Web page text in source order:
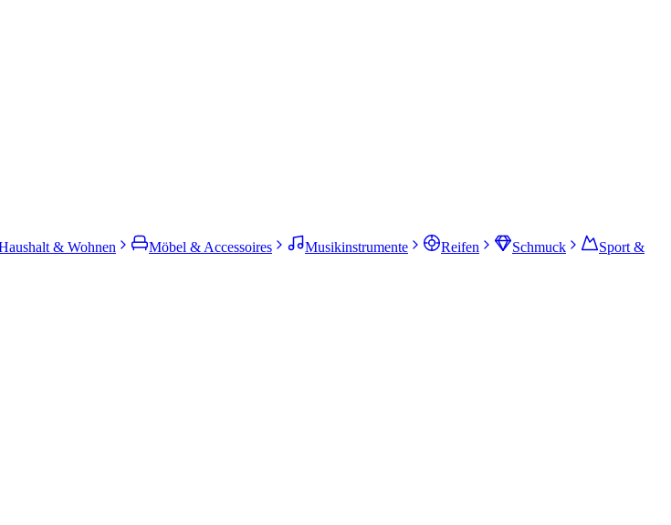
& Wohnen Möbel & Accessoires Musikinstrumente Reifen Schmuck
Sport &